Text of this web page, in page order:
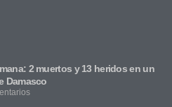
2 muertos y 13 heridos en un
Damasco